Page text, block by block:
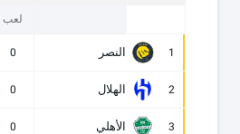
لعب
1 النصر 0
2 الهلال 0
3 الأهلي 0